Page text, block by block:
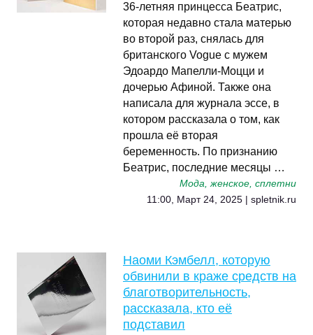
36-летняя принцесса Беатрис,
которая недавно стала матерью
во второй раз, снялась для
британского Vogue с мужем
Эдоардо Мапелли-Моцци и
дочерью Афиной. Также она
написала для журнала эссе, в
котором рассказала о том, как
прошла её вторая
беременность. По признанию
Беатрис, последние месяцы …
Мода, женское, сплетни
11:00, Март 24, 2025 | spletnik.ru
Наоми Кэмбелл, которую
обвинили в краже средств на
благотворительность,
рассказала, кто её
подставил